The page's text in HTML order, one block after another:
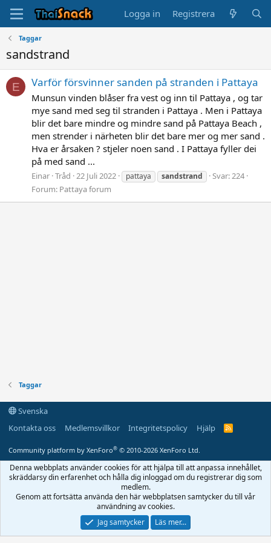
Logga in Registrera
Taggar
sandstrand
E Varför försvinner sanden på stranden i Pattaya
Munsun vinden blåser fra vest og inn til Pattaya , og tar
mye sand med seg til stranden i Pattaya . Men i Pattaya
blir det bare mindre og mindre sand på Pattaya Beach ,
men strender i närheten blir det bare mer og mer sand .
Hva er årsaken ? stjeler noen sand . I Pattaya fyller dei
på med sand ...
Einar Tråd 22 Juli 2022 pattaya sandstrand
Svar: 224
Forum: Pattaya forum
Taggar
Svenska
Kontakta oss
Medlemsvillkor Integritetspolicy Hjälp
R
S
Community platform by XenForo® © 2010-2026 XenForo Ltd.
Denna webbplats använder cookies för att hjälpa till att anpassa innehållet,
skräddarsy din erfarenhet och hålla dig inloggad om du registrerar dig som
medlem.
Genom att fortsätta använda den här webbplatsen samtycker du till vår
användning av cookies.
Jag samtycker
Läs mer...